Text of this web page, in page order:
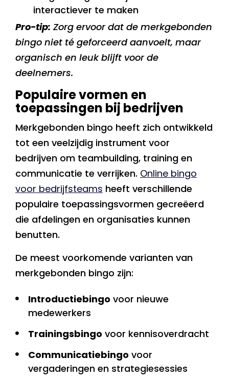
interactiever te maken
Pro-tip: Zorg ervoor dat de merkgebonden
bingo niet té geforceerd aanvoelt, maar
organisch en leuk blijft voor de
deelnemers.
Populaire vormen en
toepassingen bij bedrijven
Merkgebonden bingo heeft zich ontwikkeld
tot een veelzijdig instrument voor
bedrijven om teambuilding, training en
communicatie te verrijken. Online bingo
voor bedrijfsteams heeft verschillende
populaire toepassingsvormen gecreëerd
die afdelingen en organisaties kunnen
benutten.
De meest voorkomende varianten van
merkgebonden bingo zijn:
Introductiebingo voor nieuwe
medewerkers
Trainingsbingo voor kennisoverdracht
Communicatiebingo voor
vergaderingen en strategiesessies